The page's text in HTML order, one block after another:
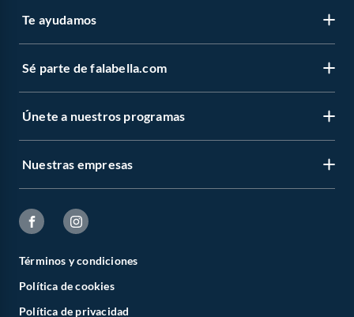
Te ayudamos
Sé parte de falabella.com
Únete a nuestros programas
Nuestras empresas
Términos y condiciones
Política de cookies
Política de privacidad